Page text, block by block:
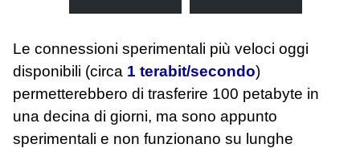
Le connessioni sperimentali più veloci oggi
disponibili (circa 1 terabit/secondo)
permetterebbero di trasferire 100 petabyte in
una decina di giorni, ma sono appunto
sperimentali e non funzionano su lunghe